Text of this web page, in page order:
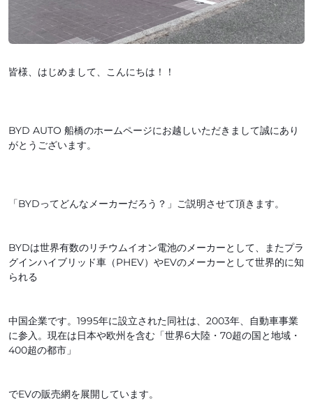
皆様、はじめまして、こんにちは！！
BYD AUTO 船橋のホームページにお越しいただきまして誠にあり
がとうございます。
「BYDってどんなメーカーだろう？」ご説明させて頂きます。
BYDは世界有数のリチウムイオン電池のメーカーとして、またプラ
グインハイブリッド車（PHEV）やEVのメーカーとして世界的に知
られる
中国企業です。1995年に設立された同社は、2003年、自動車事業
に参入。現在は日本や欧州を含む「世界6大陸・70超の国と地域・
400超の都市」
でEVの販売網を展開しています。